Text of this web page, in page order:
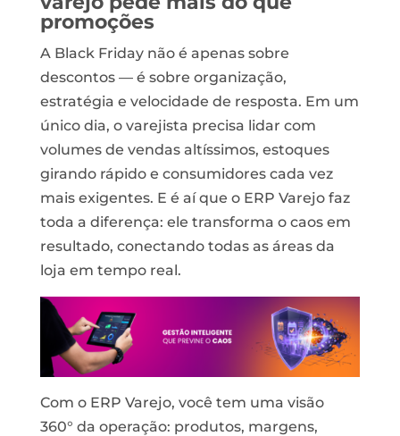
promoções
A Black Friday não é apenas sobre
descontos — é sobre organização,
estratégia e velocidade de resposta. Em um
único dia, o varejista precisa lidar com
volumes de vendas altíssimos, estoques
girando rápido e consumidores cada vez
mais exigentes. E é aí que o ERP Varejo faz
toda a diferença: ele transforma o caos em
resultado, conectando todas as áreas da
loja em tempo real.
Com o ERP Varejo, você tem uma visão
360° da operação: produtos, margens,